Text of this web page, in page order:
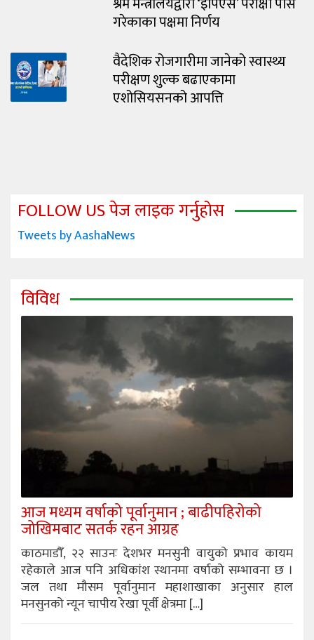
गरेकाका पक्षमा निर्णय
वैदेशिक रोजगारीमा जानेको स्वास्थ्य
परीक्षण शुल्क बढाएकामा
एशोसियसनको आपत्ति
FOLLOW US पेज लाइक गर्नुहोस
Tweets by AashaNews
विविध
आज मध्यम वर्षाको पूर्वानुमान ; बाढीपहिरोको
जोखिमबाट सतर्क रहन आग्रह
काठमाडौँ, २२ साउनः देशभर मनसुनी वायुको प्रभाव कायम
रहेकाले आज पनि अधिकांश स्थानमा वर्षाको सम्भावना छ ।
जल तथा मौसम पूर्वानुमान महाशाखाका अनुसार हाल
मनसुनको न्यून चापीय रेखा पूर्वी क्षेत्रमा […]